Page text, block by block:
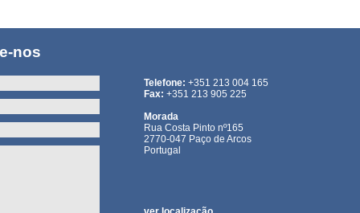
nos
Telefone: +351 213 004 165
Fax:+351 213 905 225
Morada
Rua Costa Pinto nº165
2770-047 Paço de Arcos
Portugal